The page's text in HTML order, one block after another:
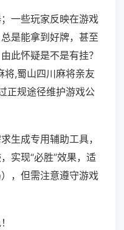
一些玩家反映在游戏
是能拿到好牌，甚至
此怀疑是不是有挂？
将,蜀山四川麻将亲友
正规途径维护游戏公
生成专用辅助工具，
实现“必胜”效果，适
，但需注意遵守游戏